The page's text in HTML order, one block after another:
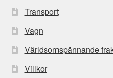
Transport
Vagn
Världsomspännande
Villkor